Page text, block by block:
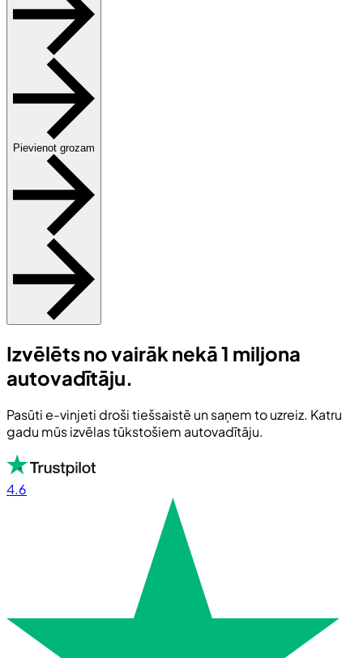
Pievienot grozam
Izvēlēts no vairāk nekā 1 miljona
autovadītāju.
Pasūti e-vinjeti droši tiešsaistē un saņem to uzreiz. Katru
gadu mūs izvēlas tūkstošiem autovadītāju.
4.6